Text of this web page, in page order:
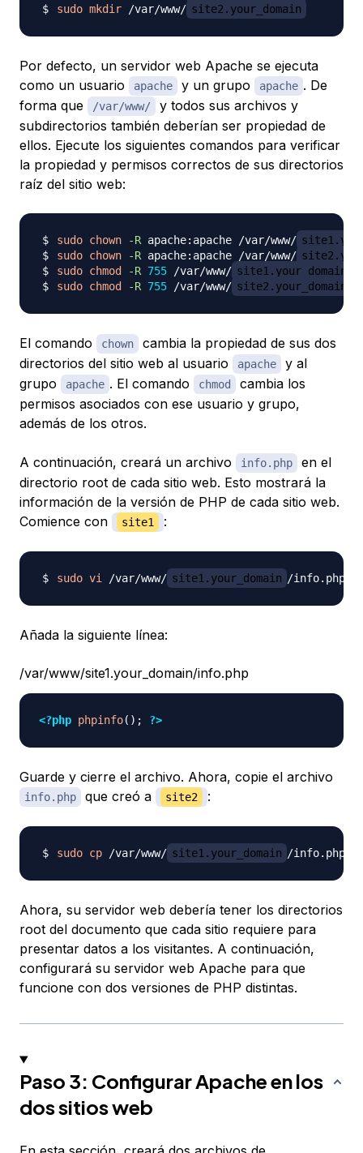
sudo mkdir /var/www/ site2.your_domain
Por defecto, un servidor web Apache se ejecuta
como un usuario
apache y un grupo apache . De
forma que
/var/www/
y todos sus archivos y
subdirectorios también deberían ser propiedad de
ellos. Ejecute los siguientes comandos para verificar
la propiedad y permisos correctos de sus directorios
raíz del sitio web:
sudo chown -R apache:apache /var/www/
sudo chown -R apache:apache /var/www/
sudo chmod -R 755 /var/www/ site1.your_domain
sudo chmod -R 755 /var/www/ site2.your_domain
El comando chown
cambia la propiedad de sus dos
directorios del sitio web al usuario
apache
y al
grupo
apache . El comando chmod
cambia los
permisos asociados con ese usuario y grupo,
además de los otros.
A continuación, creará un archivo info.php
en el
directorio root de cada sitio web. Esto mostrará la
información de la versión de PHP de cada sitio web.
Comience con
site1 :
sudo vi /var/www/ site1.your_domain
Añada la siguiente línea:
/var/www/site1.your_domain/info.php
<?php phpinfo( ) ; ?>
Guarde y cierre el archivo. Ahora, copie el archivo
info.php que creó a site2 :
sudo cp /var/www/ site1.your_domain /info.php /
Ahora, su servidor web debería tener los directorios
root del documento que cada sitio requiere para
presentar datos a los visitantes. A continuación,
configurará su servidor web Apache para que
funcione con dos versiones de PHP distintas.
Paso 3: Configurar Apache en los
dos sitios web